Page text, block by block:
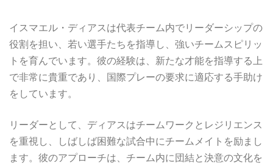
イスマエル・ディアスは代表チーム内でリーダーシップの
役割を担い、若い選手たちを指導し、強いチームスピリッ
トを育んでいます。彼の経験は、新たな才能を指導する上
で非常に貴重であり、国際プレーの要求に適応する手助け
をしています。
リーダーとして、ディアスはチームワークとレジリエンス
を重視し、しばしば困難な試合中にチームメイトを励まし
ます。彼のアプローチは、チーム内に団結と決意の文化を